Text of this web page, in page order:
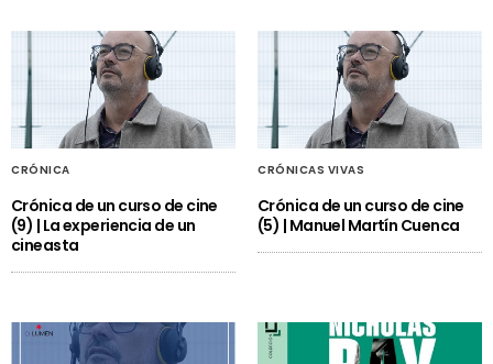
CRÓNICA
Crónica de un curso de cine
(9) | La experiencia de un
cineasta
CRÓNICAS VIVAS
Crónica de un curso de cine
(5) | Manuel Martín Cuenca